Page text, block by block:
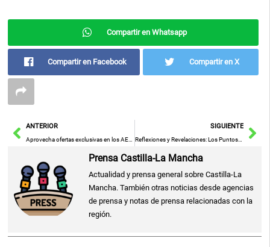
Compartir en Whatsapp
Compartir en Facebook Compartir en X
AntANTERIOR
Aprovecha ofertas exclusivas en los AEG Days
SIGUIENTE
Reflexiones y Revelaciones: Los Puntos Clave de la Última Entrevista Televisada con Jordi Évole
Prensa Castilla-La Mancha
Actualidad y prensa general sobre Castilla-La
Mancha. También otras noticias desde agencias
de prensa y notas de prensa relacionadas con la
región.